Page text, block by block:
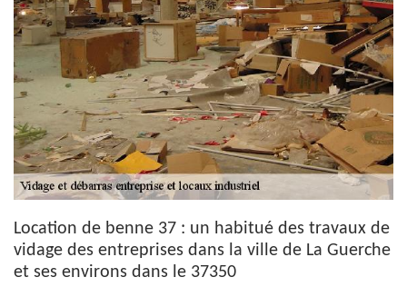
Location de benne 37 : un habitué des travaux de
vidage des entreprises dans la ville de La Guerche
et ses environs dans le 37350